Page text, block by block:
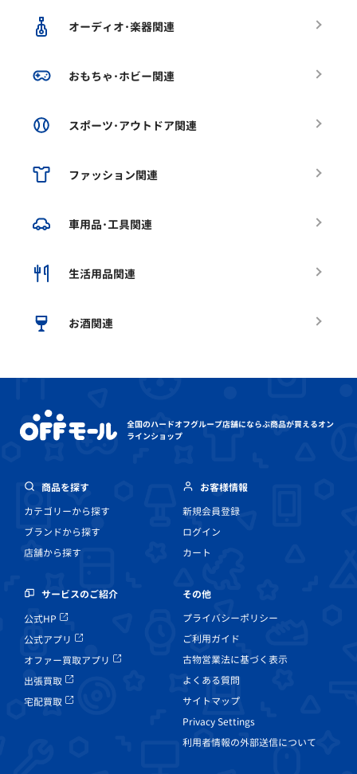
オーディオ･楽器関連
おもちゃ･ホビー関連
スポーツ･アウトドア関連
ファッション関連
車用品･工具関連
生活用品関連
お酒関連
全国のハードオフグループ店舗にならぶ商品が買えるオン
ラインショップ
商品を探す
カテゴリーから探す
ブランドから探す
店舗から探す
お客様情報
新規会員登録
ログイン
カート
サービスのご紹介
公式HP
公式アプリ
オファー買取アプリ
出張買取
宅配買取
その他
プライバシーポリシー
ご利用ガイド
古物営業法に基づく表示
よくある質問
サイトマップ
Privacy Settings
利用者情報の外部送信について